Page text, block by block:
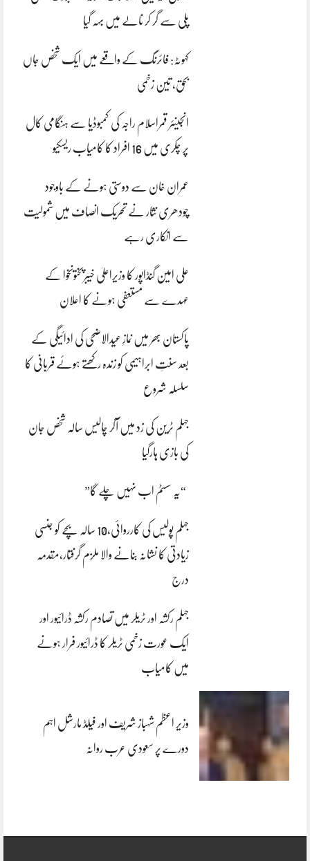
پلی سے گر کر نالے میں بہہ گیا
کہوٹہ: فائرنگ کے واقعے میں ایک شخص جاں
بحق، تین زخمی
انجینئر قمراسلام راجہ کی کمبوڈیا سے ہنگامی کال
پر چکری میں 16 افراد کا کامیاب ریسکیو
عمران خان سے دوستی ہونے کے باوجود
چودھری نثار نے تحریک انصاف میں شمولیت
سے انکاری رہے
علی امین گنڈاپور کا وزیراعلیٰ خیبرپختونخوا کے
عہدے سے مستعفی ہونے کا اعلان
پاکستان بھر میں نمازِ عیدالاضحی کی ادائیگی کے
بعد سنتِ ابراہیمی کو زندہ رکھتے ہوئے قربانی کا
سلسلہ شروع
جہلم ٹرین کی زد میں آکر چالیس سالہ شخص جان
کی بازی ہارگیا
“یہ سسٹم اب نہیں چلے گا”
جہلم پولیس کی کارروائی،10 سالہ بچے کو جنسی
زیادتی کا نشانہ بنانے والا ملزم گرفتار،مقدمہ
درج
جہلم رکشہ اور ٹریلر میں تصادم رکشہ ڈرائیور اور
ایک عورت زخمی ٹریلر کا ڈرائیور فرار ہونے
میں کامیاب
وزیر اعظم شہباز شریف اور فیلڈ مارشل اہم
دورے پر سعودی عرب روانہ